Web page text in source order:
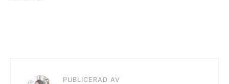
PUBLICERAD AV